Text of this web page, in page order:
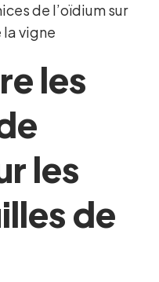
de l’oïdium sur
la vigne
les
les
de